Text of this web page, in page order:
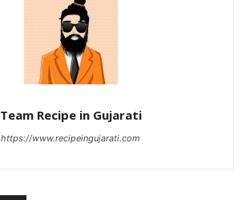
Team Recipe in Gujarati
https://www.recipeingujarati.com